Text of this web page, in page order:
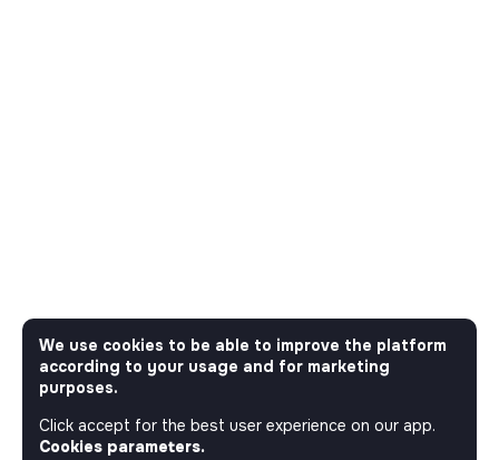
We use cookies to be able to improve the platform
according to your usage and for marketing
purposes.
Click accept for the best user experience on our app.
Cookies parameters.